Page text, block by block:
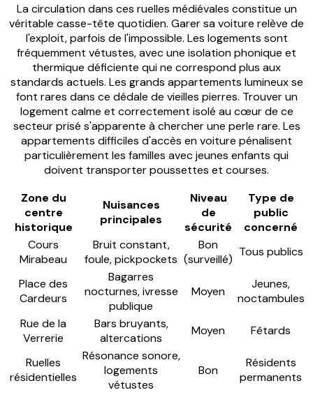
La circulation dans ces ruelles médiévales constitue un
véritable casse-tête quotidien. Garer sa voiture relève de
l'exploit, parfois de l'impossible. Les logements sont
fréquemment vétustes, avec une isolation phonique et
thermique déficiente qui ne correspond plus aux
standards actuels. Les grands appartements lumineux se
font rares dans ce dédale de vieilles pierres. Trouver un
logement calme et correctement isolé au cœur de ce
secteur prisé s'apparente à chercher une perle rare. Les
appartements difficiles d'accès en voiture pénalisent
particulièrement les familles avec jeunes enfants qui
doivent transporter poussettes et courses.
Zone du
centre
historique
Nuisances
principales
Niveau
de
sécurité
Type de
public
concerné
Cours
Mirabeau
Bruit constant,
foule, pickpockets
Bon
(surveillé)
Tous publics
Place des
Cardeurs
Bagarres
nocturnes, ivresse
publique
Moyen
Jeunes,
noctambules
Rue de la
Verrerie
Bars bruyants,
altercations
Moyen Fêtards
Ruelles
résidentielles
Résonance sonore,
logements
vétustes
Bon
Résidents
permanents